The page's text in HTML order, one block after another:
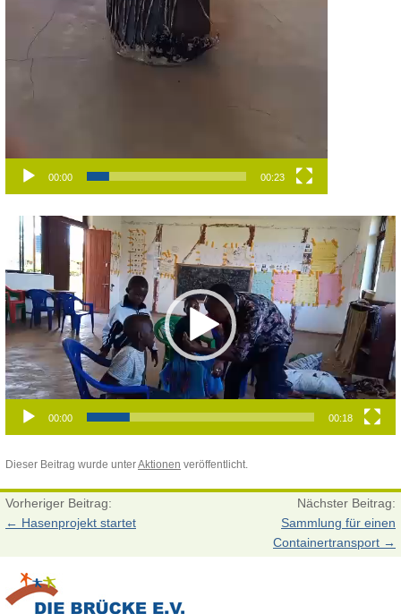
00:00 00:23
Video-
Player
00:00 00:18
Dieser Beitrag wurde unterAktionen veröffentlicht.
Vorheriger Beitrag:
← Hasenprojekt startet
Nächster Beitrag:
Sammlung für einen
Containertransport →